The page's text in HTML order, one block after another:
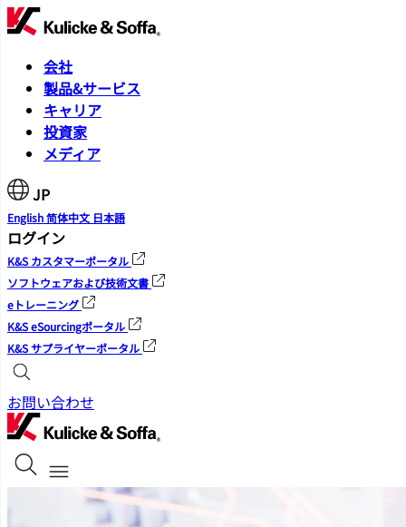
会社
製品&サービス
キャリア
投資家
メディア
JP
English简体中文 日本語
ログイン
K&S カスタマーポータル
ソフトウェアおよび技術文書
eトレーニング
K&S eSourcingポータル
K&S サプライヤーポータル
お問い合わせ